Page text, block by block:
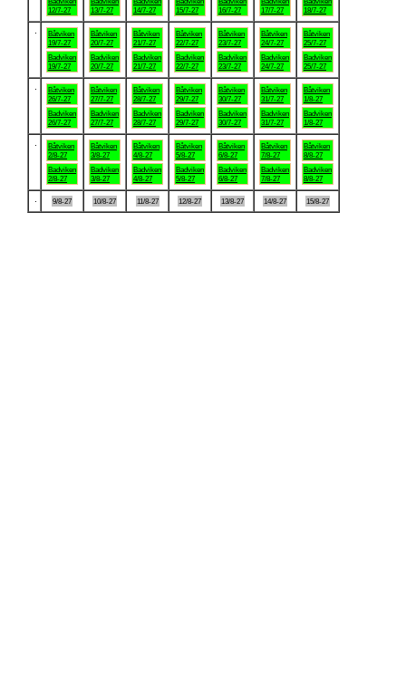
12/7-27
13/7-27
14/7-27
15/7-27
16/7-27
17/7-27
18/7-27
Båtviken
19/7-27
Badviken
19/7-27
Båtviken
20/7-27
Badviken
20/7-27
Båtviken
21/7-27
Badviken
21/7-27
Båtviken
22/7-27
Badviken
22/7-27
Båtviken
23/7-27
Badviken
23/7-27
Båtviken
24/7-27
Badviken
24/7-27
Båtviken
25/7-27
Badviken
25/7-27
Båtviken
26/7-27
Badviken
26/7-27
Båtviken
27/7-27
Badviken
27/7-27
Båtviken
28/7-27
Badviken
28/7-27
Båtviken
29/7-27
Badviken
29/7-27
Båtviken
30/7-27
Badviken
30/7-27
Båtviken
31/7-27
Badviken
31/7-27
Båtviken
1/8-27
Badviken
1/8-27
Båtviken
2/8-27
Badviken
2/8-27
Båtviken
3/8-27
Badviken
3/8-27
Båtviken
4/8-27
Badviken
4/8-27
Båtviken
5/8-27
Badviken
5/8-27
Båtviken
6/8-27
Badviken
6/8-27
Båtviken
7/8-27
Badviken
7/8-27
Båtviken
8/8-27
Badviken
8/8-27
9/8-27 10/8-27 11/8-27 12/8-27 13/8-27 14/8-27 15/8-27